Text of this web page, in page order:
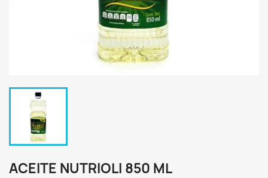
ACEITE NUTRIOLI 850 ML